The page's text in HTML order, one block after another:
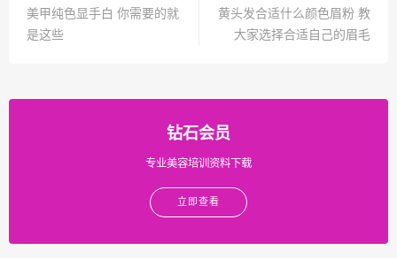
美甲纯色显手白 你需要的就
是这些
黄头发合适什么颜色眉粉 教
大家选择合适自己的眉毛
钻石会员
专业美容培训资料下载
立即查看